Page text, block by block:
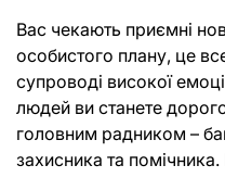
Вас чекають приємні
особистого плану, це
супроводі високої
людей ви станете
головним радником –
захисника та